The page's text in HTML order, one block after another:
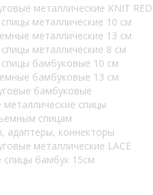
металлические KNIT RED
металлические 10 см
металлические 13 см
металлические 8 см
бамбуковые 10 см
бамбуковые 13 см
бамбуковые
металлические спицы
спицам
адаптеры, коннекторы
металлические LACE
спицы бамбук 15см